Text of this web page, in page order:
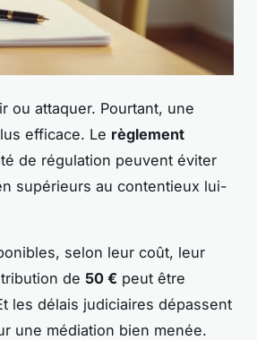
ou attaquer. Pourtant, une
efficace. Le règlement
de régulation peuvent éviter
supérieurs au contentieux lui-
selon leur coût, leur
de 50 € peut être
les délais judiciaires dépassent
une médiation bien menée.